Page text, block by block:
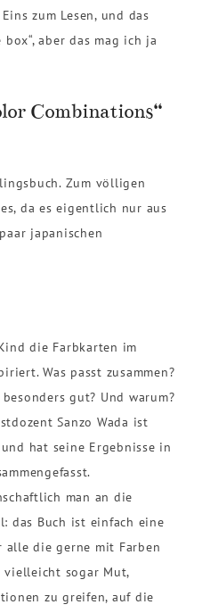
zum Lesen, und das
aber das mag ich ja
Combinations“
Zum völligen
da es eigentlich nur aus
japanischen
die Farbkarten im
Was passt zusammen?
gut? Und warum?
Sanzo Wada ist
hat seine Ergebnisse in
man an die
das Buch ist einfach eine
die gerne mit Farben
vielleicht sogar Mut,
zu greifen, auf die